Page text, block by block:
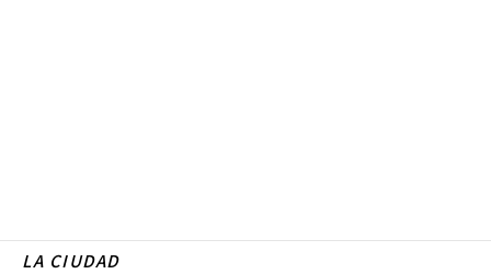
LA CIUDAD